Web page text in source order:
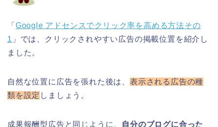
「 Google アドセンスでクリック率を高める方法その
1 」では、クリックされやすい広告の掲載位置を紹介し
ました。
自然な位置に広告を張れた後は、 表示される広告の種
類を設定 しましょう。
成果報酬型広告と同じように、
自分のブログに合った